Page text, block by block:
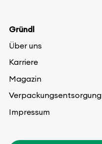
Gründl
Über uns
Karriere
Magazin
Verpackungsentsorgung
Impressum